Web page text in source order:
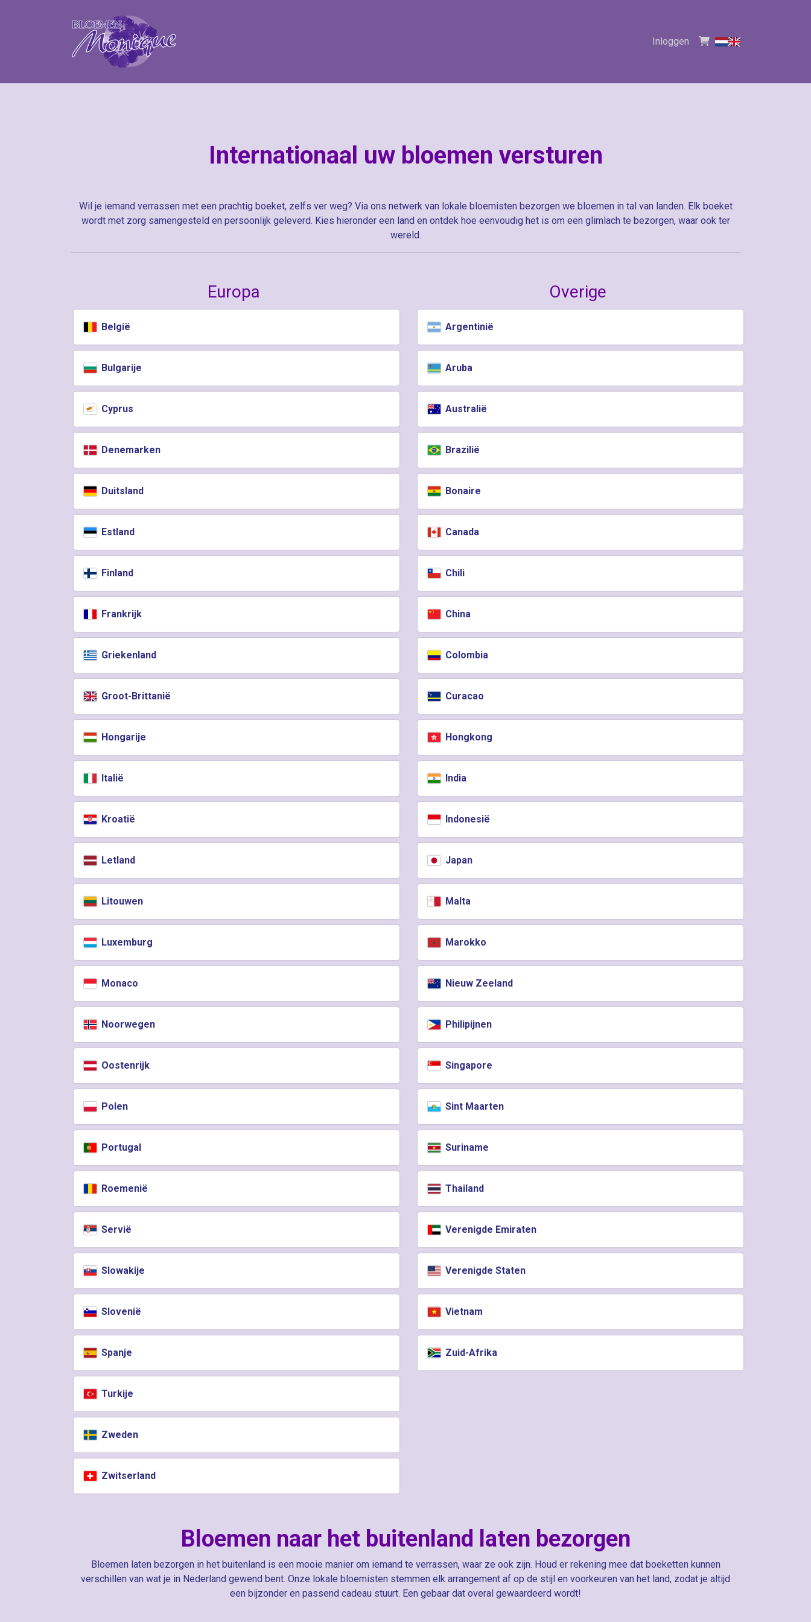
Inloggen
Internationaal uw bloemen versturen
Wil je iemand verrassen met een prachtig boeket, zelfs ver weg? Via ons netwerk van lokale bloemisten bezorgen we bloemen in tal van landen. Elk boeket
wordt met zorg samengesteld en persoonlijk geleverd. Kies hieronder een land en ontdek hoe eenvoudig het is om een glimlach te bezorgen, waar ook ter
wereld.
Europa
België
Bulgarije
Cyprus
Denemarken
Duitsland
Estland
Finland
Frankrijk
Griekenland
Groot-Brittanië
Hongarije
Italië
Kroatië
Letland
Litouwen
Luxemburg
Monaco
Noorwegen
Oostenrijk
Polen
Portugal
Roemenië
Servië
Slowakije
Slovenië
Spanje
Turkije
Zweden
Zwitserland
Overige
Argentinië
Aruba
Australië
Brazilië
Bonaire
Canada
Chili
China
Colombia
Curacao
Hongkong
India
Indonesië
Japan
Malta
Marokko
Nieuw Zeeland
Philipijnen
Singapore
Sint Maarten
Suriname
Thailand
Verenigde Emiraten
Verenigde Staten
Vietnam
Zuid-Afrika
Bloemen naar het buitenland laten bezorgen
Bloemen laten bezorgen in het buitenland is een mooie manier om iemand te verrassen, waar ze ook zijn. Houd er rekening mee dat boeketten kunnen
verschillen van wat je in Nederland gewend bent. Onze lokale bloemisten stemmen elk arrangement af op de stijl en voorkeuren van het land, zodat je altijd
een bijzonder en passend cadeau stuurt. Een gebaar dat overal gewaardeerd wordt!